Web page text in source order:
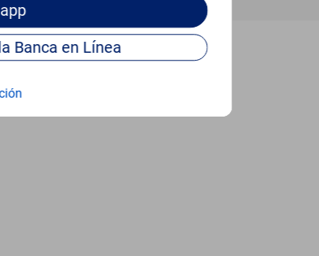
Continúe para entrar en la Banca en Línea